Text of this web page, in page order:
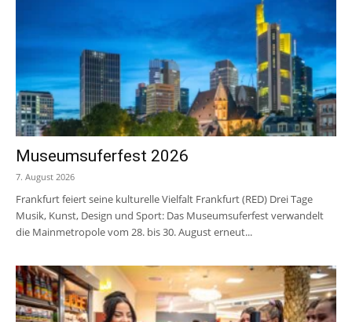
Museumsuferfest 2026
7. August 2026
Frankfurt feiert seine kulturelle Vielfalt Frankfurt (RED) Drei Tage
Musik, Kunst, Design und Sport: Das Museumsuferfest verwandelt
die Mainmetropole vom 28. bis 30. August erneut...